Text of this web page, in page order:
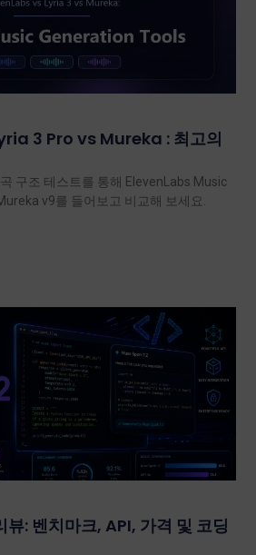
3 Pro vs Mureka : 최고의
구조 테스트를 통해 ElevenLabs Music
v9를 들어보고 비교해 보세요.
: 벤치마크, API, 가격 및 코딩